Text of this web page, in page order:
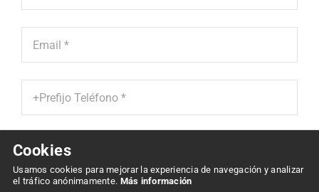
He leído y acepto la '
Cookies
Usamos cookies para mejorar la experiencia de navegación y analizar
el tráfico anónimamente. Más información